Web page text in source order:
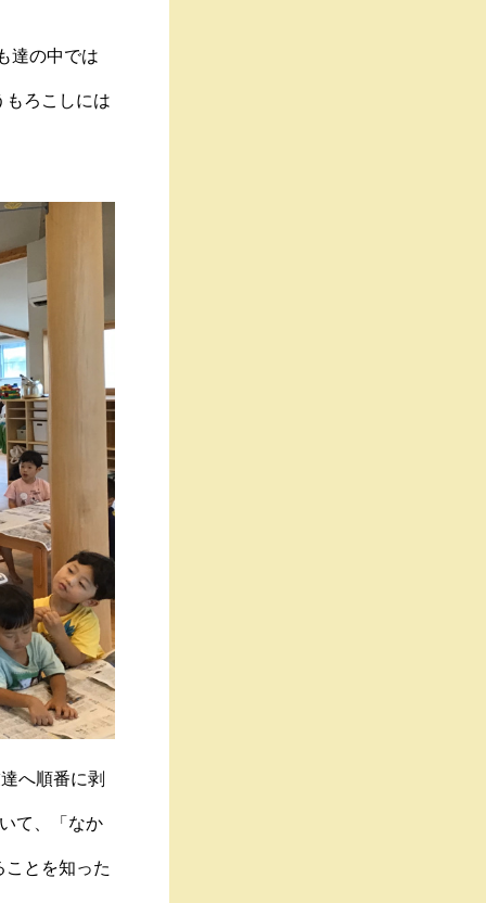
達の中では
もろこしには
へ順番に剥
て、「なか
とを知った